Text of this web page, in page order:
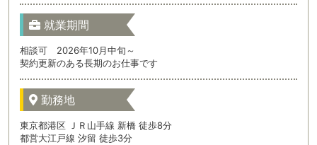
就業期間
相談可 2026年10月中旬～
契約更新のある長期のお仕事です
勤務地
東京都港区 ＪＲ山手線 新橋 徒歩8分
都営大江戸線 汐留 徒歩3分